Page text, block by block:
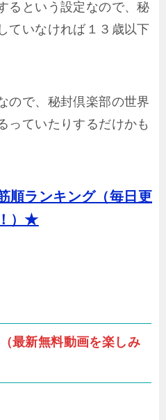
るという設定なので、秘
ていなければ１３歳以下
ので、秘封倶楽部の世界
っていたりするだけかも
順ランキング（毎日更
）★
最新無料動画を楽しみ